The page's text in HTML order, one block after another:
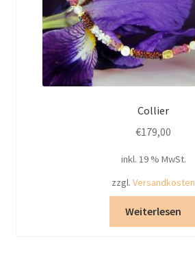
Collier
€179,00
inkl. 19 % MwSt.
zzgl. Versandkosten
Weiterlesen